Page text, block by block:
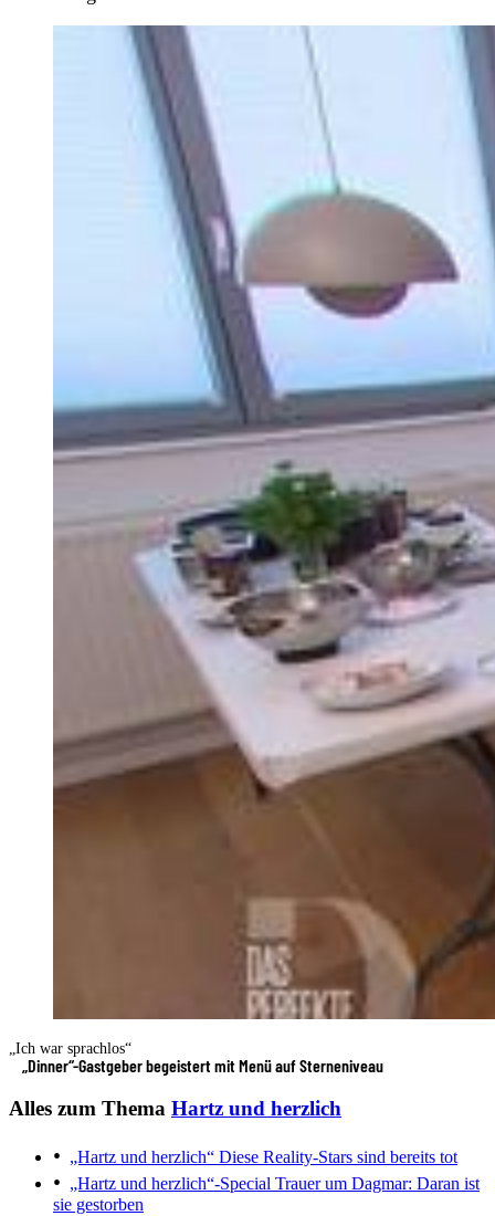
„Ich war sprachlos“
„Dinner“-Gastgeber begeistert mit Menü auf Sterneniveau
Alles zum Thema Hartz und herzlich
„Hartz und herzlich“ Diese Reality-Stars sind bereits tot
„Hartz und herzlich“-Special Trauer um Dagmar: Daran ist
sie gestorben